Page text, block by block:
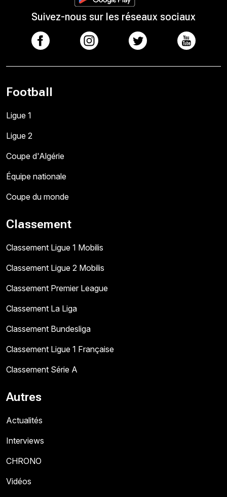
Suivez-nous sur les réseaux sociaux
Football
Ligue 1
Ligue 2
Coupe d'Algérie
Équipe nationale
Coupe du monde
Classement
Classement Ligue 1 Mobilis
Classement Ligue 2 Mobilis
Classement Premier League
Classement La Liga
Classement Bundesliga
Classement Ligue 1 Française
Classement Série A
Autres
Actualités
Interviews
CHRONO
Vidéos